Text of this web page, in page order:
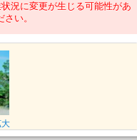
況に変更が生じる可能性があ
い。
大